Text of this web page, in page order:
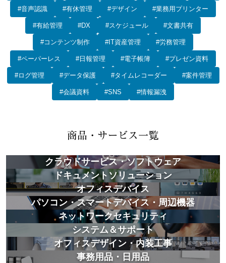
#音声認識 #有休管理 #デザイン #業務用プリンター
#有給管理 #DX #スケジュール #文書共有
#コンテンツ制作 #IT資産管理 #労務管理
#ペーパーレス #日報管理 #電子帳簿 #プレゼン資料
#ログ管理 #データ保護 #タイムレコーダー #案件管理
#会議資料 #SNS #情報漏洩
クラウドサービス・ソフトウェア
ドキュメントソリューション
オフィスデバイス
パソコン・スマートデバイス・周辺機器
ネットワークセキュリティ
システム＆サポート
オフィスデザイン・内装工事
事務用品・日用品